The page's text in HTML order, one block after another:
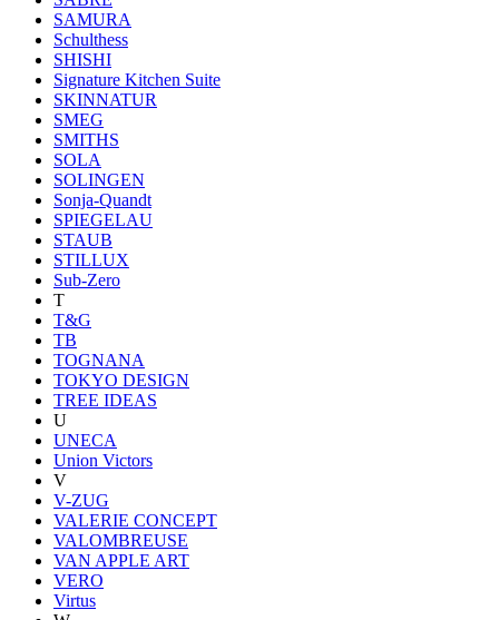
SAMURA
Schulthess
SHISHI
Signature Kitchen Suite
SKINNATUR
SMEG
SMITHS
SOLA
SOLINGEN
Sonja-Quandt
SPIEGELAU
STAUB
STILLUX
Sub-Zero
T
T&G
TB
TOGNANA
TOKYO DESIGN
TREE IDEAS
U
UNECA
Union Victors
V
V-ZUG
VALERIE CONCEPT
VALOMBREUSE
VAN APPLE ART
VERO
Virtus